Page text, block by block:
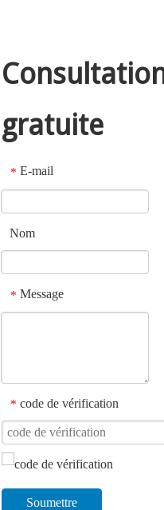
gratuite
* E-mail
Nom
* Message
* code de vérification
Soumettre